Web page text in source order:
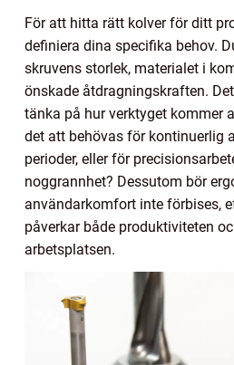
För att hitta rätt kolver för ditt
definiera dina specifika behov.
skruvens storlek, materialet i
önskade åtdragningskraften.
tänka på hur verktyget kommer
det att behövas för kontinuerlig
perioder, eller för
noggrannhet? Dessutom bör
användarkomfort inte förbises,
påverkar både produktiviteten
arbetsplatsen.